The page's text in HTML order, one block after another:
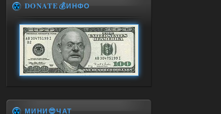
DONATE💰ИНФО
МИНИ😎ЧАТ